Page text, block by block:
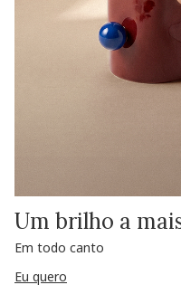
Um brilho a
Em todo canto
Eu quero